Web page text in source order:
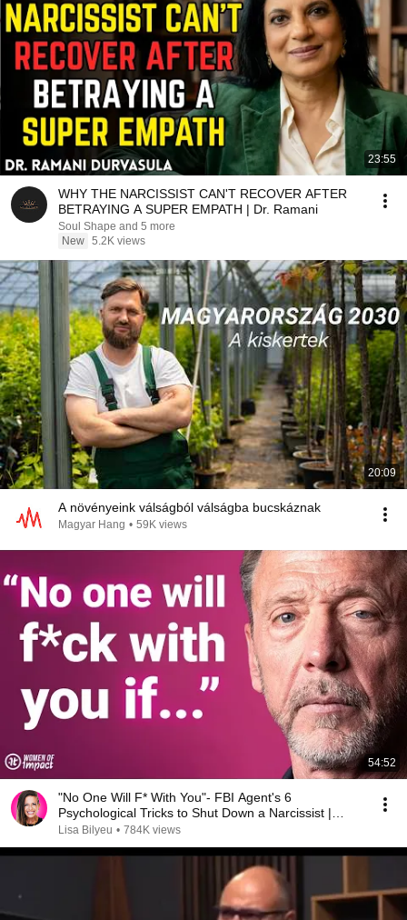
23:55
WHY THE NARCISSIST CAN'T RECOVER AFTER
BETRAYING A SUPER EMPATH | Dr. Ramani
Soul Shape and 5 more
New 5.2K views
20:09
A növényeink válságból válságba bucskáznak
Magyar Hang • 59K views
54:52
"No One Will F* With You"- FBI Agent's 6
Psychological Tricks to Shut Down a Narcissist |
Chris Voss
Lisa Bilyeu • 784K views